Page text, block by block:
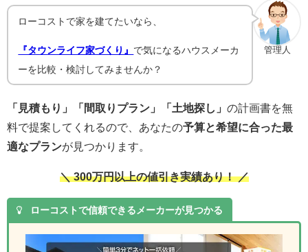
管理人
ローコストで家を建てたいなら、
『タウンライフ家づくり』 で気になるハウスメーカ
ーを比較・検討してみませんか？
「見積もり」「間取りプラン」「土地探し」 の計画書を無
料で提案してくれるので、あなたの予算と希望に合った最
適なプランが見つかります。
＼ 300万円以上の値引き実績あり！ ／
ローコストで信頼できるメーカーが見つかる